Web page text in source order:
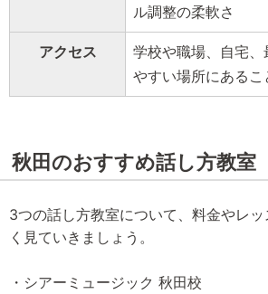
ル調整の柔軟さ
アクセス
学校や職場、自宅
やすい場所にあるこ
秋田のおすすめ話し方教室
3つの話し方教室について、料金やレ
く見ていきましょう。
・シアーミュージック 秋田校